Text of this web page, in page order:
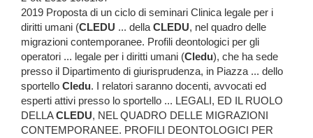
2019 Proposta di un ciclo di seminari Clinica legale per i
diritti umani (CLEDU ... dellaCLEDU, nel quadro delle
migrazioni contemporanee. Profili deontologici per gli
operatori ... legale per i diritti umani (Cledu), che ha sede
presso il Dipartimento di giurisprudenza, in Piazza ... dello
sportello Cledu. I relatori saranno docenti, avvocati ed
esperti attivi presso lo sportello ... LEGALI, ED IL RUOLO
DELLACLEDU, NEL QUADRO DELLE MIGRAZIONI
CONTEMPORANEE. PROFILI DEONTOLOGICI PER